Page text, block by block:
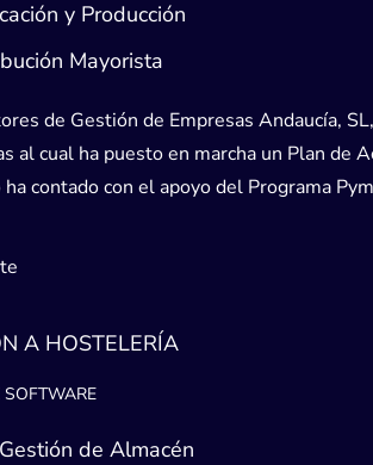
y Producción
Mayorista
de Gestión de Empresas Andaucía,
al cual ha puesto en marcha un Plan
contado con el apoyo del Programa
A HOSTELERÍA
de Almacén